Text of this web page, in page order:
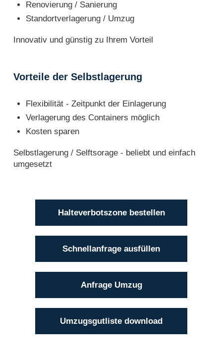
Renovierung / Sanierung
Standortverlagerung / Umzug
Innovativ und günstig zu Ihrem Vorteil
Vorteile der Selbstlagerung
Flexibilität - Zeitpunkt der Einlagerung
Verlagerung des Containers möglich
Kosten sparen
Selbstlagerung / Selftsorage - beliebt und einfach
umgesetzt
Halteverbotszone bestellen
Schnellanfrage ausfüllen
Anfrage Umzug
Umzugsgutliste download